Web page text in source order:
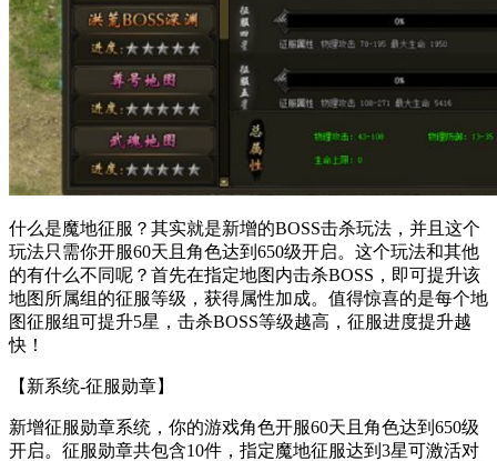
什么是魔地征服？其实就是新增的BOSS击杀玩法，并且这个
玩法只需你开服60天且角色达到650级开启。这个玩法和其他
的有什么不同呢？首先在指定地图内击杀BOSS，即可提升该
地图所属组的征服等级，获得属性加成。值得惊喜的是每个地
图征服组可提升5星，击杀BOSS等级越高，征服进度提升越
快！
【新系统-征服勋章】
新增征服勋章系统，你的游戏角色开服60天且角色达到650级
开启。征服勋章共包含10件，指定魔地征服达到3星可激活对